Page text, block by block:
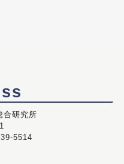
合研究所
5514